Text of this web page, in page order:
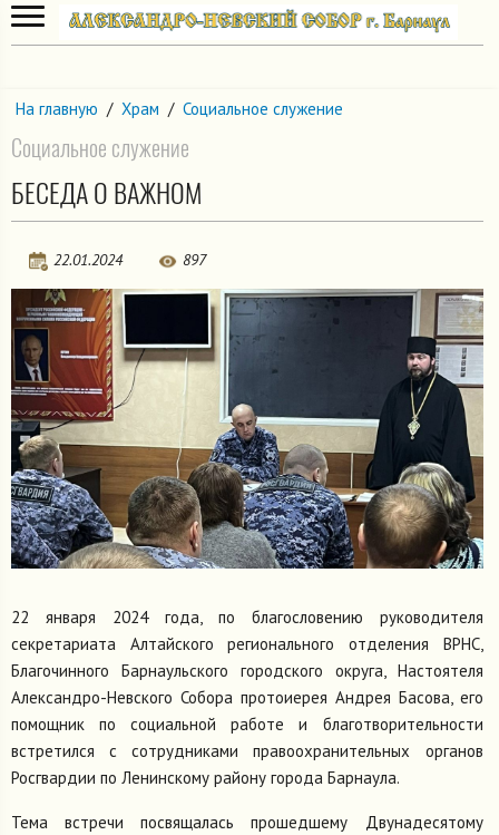
На главную / Храм / Социальное служение
Социальное служение
БЕСЕДА О ВАЖНОМ
22.01.2024 897
22 января 2024 года, по благословению руководителя
секретариата Алтайского регионального отделения ВРНС,
Благочинного Барнаульского городского округа, Настоятеля
Александро-Невского Собора протоиерея Андрея Басова, его
помощник по социальной работе и благотворительности
встретился с сотрудниками правоохранительных органов
Росгвардии по Ленинскому району города Барнаула.
Тема встречи посвящалась прошедшему Двунадесятому